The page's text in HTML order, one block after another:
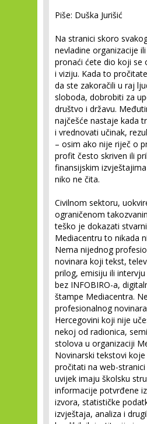
Piše: Duška Jurišić
Na stranici skoro
nevladine organizacije
pronaći ćete dio koji se
i viziju. Kada to
da ste zakoračili u raj
sloboda, dobrobiti za
društvo i državu.
najčešće nastaje kada
i vrednovati učinak,
– osim ako nije riječ o
profit često skriven ili
finansijskim
niko ne čita.
Civilnom sektoru,
ograničenom
teško je dokazati
Mediacentru to nikada
Nema nijednog
novinara koji tekst,
prilog, emisiju ili
bez INFOBIRO-a,
štampe Mediacentra.
profesionalnog
Hercegovini koji nije
nekoj od radionica,
stolova u organizaciji
Novinarski tekstovi
pročitati na web-
uvijek imaju školsku
informacije potvrđene
izvora, statističke
izvještaja, analiza i